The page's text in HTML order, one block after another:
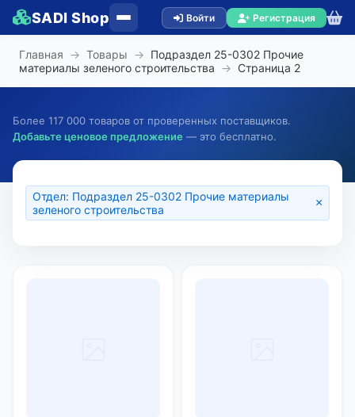
SADI Shop Войти Регистрация
Главная → Товары → Подраздел 25-0302 Прочие
материалы зеленого строительства → Страница 2
Более 117 000 товаров от проверенных поставщиков.
Добавьте ценовое предложение — это бесплатно.
Отдел: Подраздел 25-0302 Прочие материалы
зеленого строительства
×